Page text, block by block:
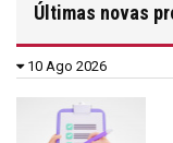
Últimas novas
10 Ago 2026